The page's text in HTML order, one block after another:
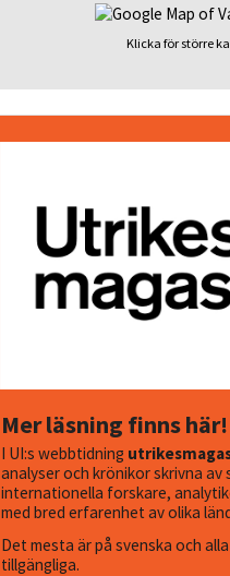
Klicka för större
Mer läsning finns här!
I UI:s webbtidning
analyser och krönikor skrivna av
internationella forskare,
med bred erfarenhet av olika
Det mesta är på svenska och
tillgängliga.